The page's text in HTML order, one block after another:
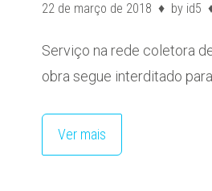
22 de março de 2018 by id5
Serviço na rede coletora
obra segue interditado
Ver mais